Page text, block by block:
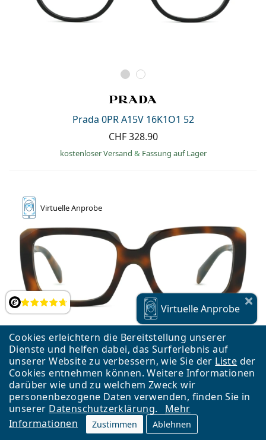
Cookies erleichtern die Bereitstellung unserer
Dienste und helfen dabei, das Surferlebnis auf
unserer Website zu verbessern, wie Sie der Liste der
Cookies entnehmen können. Weitere Informationen
darüber wie und zu welchem Zweck wir
personenbezogene Daten verwenden, finden Sie in
unserer Datenschutzerklärung.
Mehr
Informationen
Zustimmen Ablehnen
Bewertung
Prada 0PR A15V 16K1O1 52
CHF 328.90
kostenloser Versand & Fassung auf Lager
VirtuelleAnprobe
Prada 0PR C09V 20D1O1 53
CHF 259.90
kostenloser Versand&Fassung auf Lager
VirtuelleAnprobe